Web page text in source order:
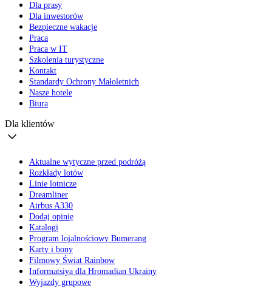
Dla prasy
Dla inwestorów
Bezpieczne wakacje
Praca
Praca w IT
Szkolenia turystyczne
Kontakt
Standardy Ochrony Małoletnich
Nasze hotele
Biura
Dla klientów
Aktualne wytyczne przed podróżą
Rozkłady lotów
Linie lotnicze
Dreamliner
Airbus A330
Dodaj opinię
Katalogi
Program lojalnościowy Bumerang
Karty i bony
Filmowy Świat Rainbow
Informatsiya dla Hromadian Ukrainy
Wyjazdy grupowe